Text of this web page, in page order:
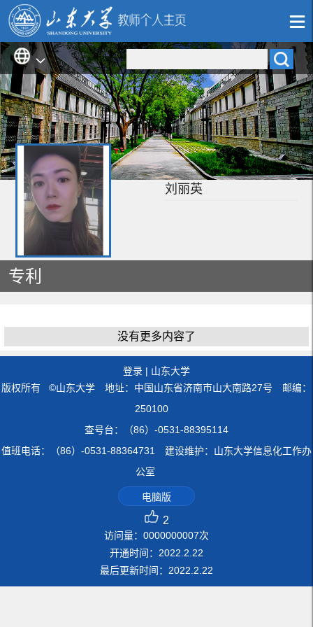
刘丽英
专利
没有更多内容了
登录 | 山东大学
版权所有 ©山东大学 地址：中国山东省济南市山大南路27号 邮编：
250100
查号台：（86）-0531-88395114
值班电话：（86）-0531-88364731 建设维护：山东大学信息化工作办
公室
电脑版
2
访问量： 0000000007次
开通时间： 2022 2 22
最后更新时间： 2022 2 22